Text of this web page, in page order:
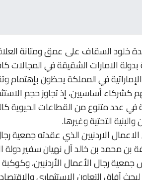
خلود السقاف على عمق ومتانة
بدولة الامارات الشقيقة في المجالات
في المملكة يحظون بإهتمام
كشركاء أساسيين، إذ تجاوز حجم
موزعة في عدد متنوع من القطاعات
التحتية وغيرها.
الاردنيين الذي عقدته جمعية
بن محمد بن خالد آل نهيان سفير دولة
رجال الأعمال الأردنيين،
لبحث آفاق التعاون الاستثماري